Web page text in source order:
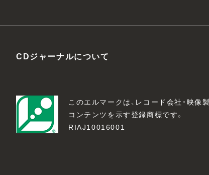
CDジャーナルについて
このエルマークは、レコード会社・映像
コンテンツを示す登録商標です。
RIAJ10016001